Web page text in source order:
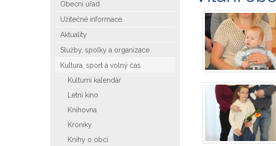
Obecní úřad
Užitečné informace
Aktuality
Služby, spolky a organizace
Kultura, sport a volný čas
Kulturní kalendář
Letní kino
Knihovna
Kroniky
Knihy o obci